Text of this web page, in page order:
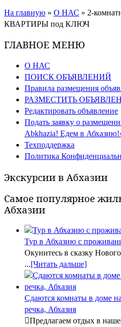
На главную » О НАС » 2-
КВАРТИРЫ под КЛЮЧ
ГЛАВНОЕ МЕНЮ
О НАС
ПОИСК ОБЪЯВЛЕНИЙ
Правила размещения
РАЗМЕСТИТЬ
Редактировать объявление
Подать заявку о
Abkhazia! Едем в
Техподдержка
Политика
Экскурсии в Абхазии
Самое популярное
Абхазии
Тур в Абхазию с
Окунитесь в сказку
...[Читать дальше]
Сдаются комнаты в доме
речка, Абхазия
Предлагаем отдых в